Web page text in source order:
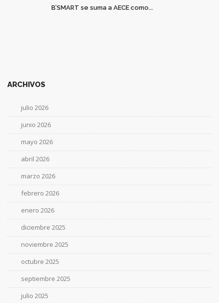
B’SMART se suma a AECE como...
ARCHIVOS
julio 2026
junio 2026
mayo 2026
abril 2026
marzo 2026
febrero 2026
enero 2026
diciembre 2025
noviembre 2025
octubre 2025
septiembre 2025
julio 2025